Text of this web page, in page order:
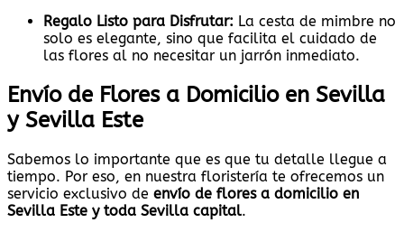
Regalo Listo para Disfrutar: La cesta de mimbre no
solo es elegante, sino que facilita el cuidado de
las flores al no necesitar un jarrón inmediato.
Envío de Flores a Domicilio en Sevilla
y Sevilla Este
Sabemos lo importante que es que tu detalle llegue a
tiempo. Por eso, en nuestra floristería te ofrecemos un
servicio exclusivo de envío de flores a domicilio en
Sevilla Este y toda Sevilla capital.